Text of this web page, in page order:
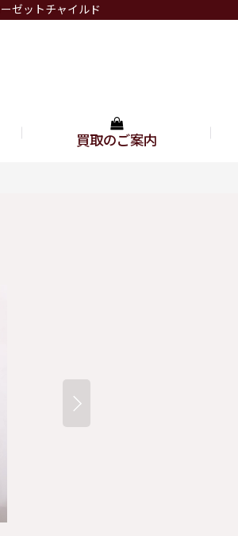
ゼットチャイルド
買取のご案内